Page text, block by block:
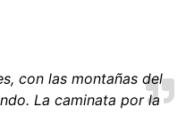
con las montañas del
La caminata por la